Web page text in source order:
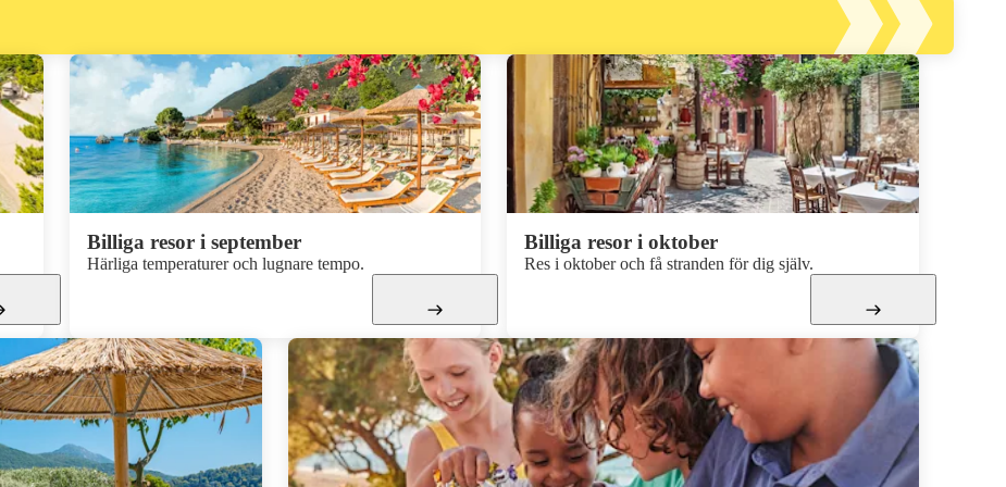
Billiga resor i september
Härliga temperaturer och lugnare tempo.
Billiga resor i oktober
Res i oktober och få stranden för dig själv.